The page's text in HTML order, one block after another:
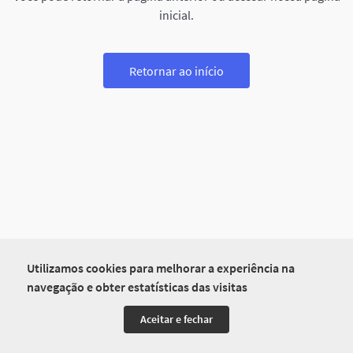
Utilizamos cookies para melhorar a experiência na
navegação e obter estatísticas das visitas
Aceitar e fechar
inicial.
Retornar ao início